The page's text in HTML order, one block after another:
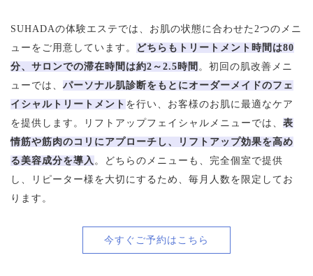
SUHADAの体験エステでは、お肌の状態に合わせた2つのメニ
ューをご用意しています。
どちらもトリートメント時間は80
分、サロンでの滞在時間は約2～2.5時間 。初回の肌改善メニ
ューでは、 パーソナル肌診断をもとにオーダーメイドのフェ
イシャルトリートメント を行い、お客様のお肌に最適なケア
を提供します。リフトアップフェイシャルメニューでは、 表
情筋や筋肉のコリにアプローチし、リフトアップ効果を高め
る美容成分を導入 。どちらのメニューも、完全個室で提供
し、リピーター様を大切にするため、毎月人数を限定してお
ります。
今すぐご予約はこちら